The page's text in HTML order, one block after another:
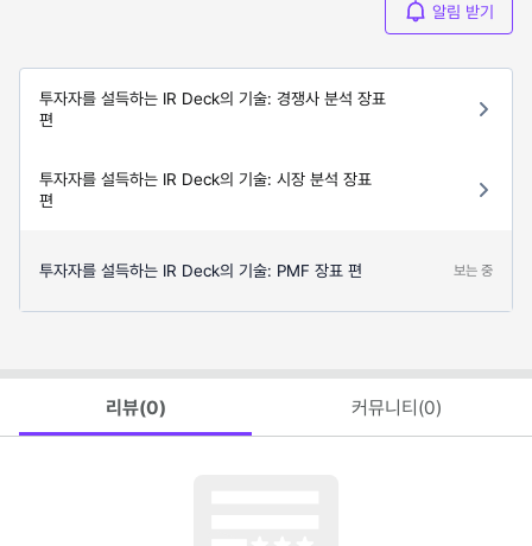
알림 받기
투자자를 설득하는 IR Deck의 기술: 경쟁사 분석 장표
편
투자자를 설득하는 IR Deck의 기술: 시장 분석 장표
편
투자자를 설득하는 IR Deck의 기술: PMF 장표 편 보는 중
리뷰(0) 커뮤니티(0)